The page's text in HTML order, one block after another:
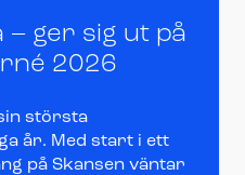
– ger sig ut på
2026
största
år. Med start i ett
på Skansen väntar